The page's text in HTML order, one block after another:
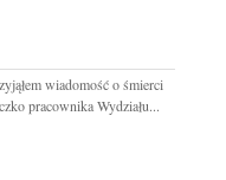
wiadomość o śmierci
pracownika Wydziału...